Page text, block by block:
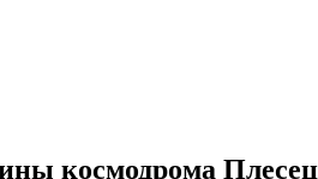
космодрома